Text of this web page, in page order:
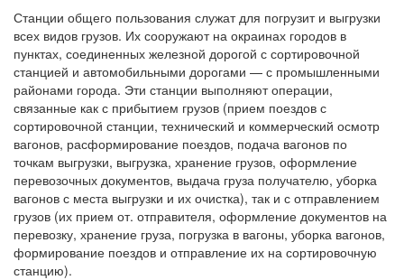
Станции общего пользования служат для погрузит и выгрузки
всех видов грузов. Их сооружают на окраинах городов в
пунктах, соединенных железной дорогой с сортировочной
станцией и автомобильными дорогами — с промышленными
районами города. Эти станции выполняют операции,
связанные как с прибытием грузов (прием поездов с
сортировочной станции, технический и коммерческий осмотр
вагонов, расформирование поездов, подача вагонов по
точкам выгрузки, выгрузка, хранение грузов, оформление
перевозочных документов, выдача груза получателю, уборка
вагонов с места выгрузки и их очистка), так и с отправлением
грузов (их прием от. отправителя, оформление документов на
перевозку, хранение груза, погрузка в вагоны, уборка вагонов,
формирование поездов и отправление их на сортировочную
станцию).